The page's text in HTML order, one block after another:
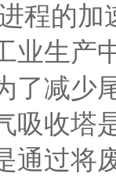
的加速
业生产
了减少
吸收塔
过将废